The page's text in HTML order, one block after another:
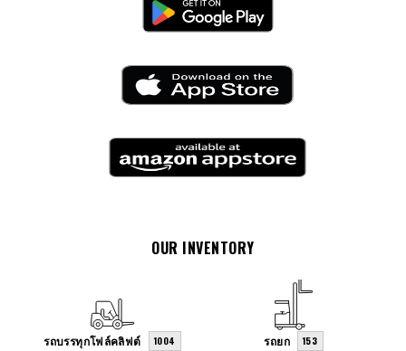
OUR INVENTORY
รถบรรทุกโฟล์คลิฟต์ 1004 รถยก 153